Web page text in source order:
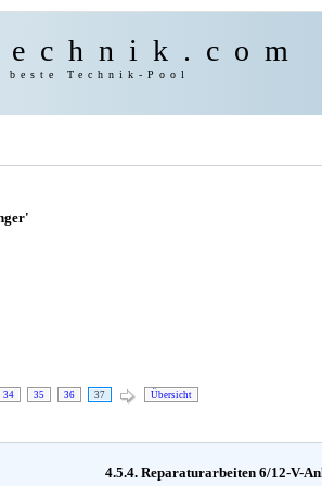
beste Technik-Pool
34 35 36 37 Übersicht
4.5.4. Reparaturarbeiten 6/12-V-